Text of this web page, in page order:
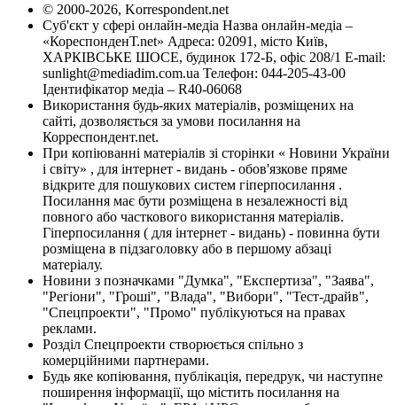
© 2000-2026, Korrespondent.net
Суб'єкт у сфері онлайн-медіа Назва онлайн-медіа –
«КореспонденТ.net» Адреса: 02091, місто Київ,
ХАРКІВСЬКЕ ШОСЕ, будинок 172-Б, офіс 208/1 E-mail:
sunlight@mediadim.com.ua Телефон: 044-205-43-00
Ідентифікатор медіа – R40-06068
Використання будь-яких матеріалів, розміщених на
сайті, дозволяється за умови посилання на
Корреспондент.net.
При копіюванні матеріалів зі сторінки « Новини України
і світу» , для інтернет - видань - обов'язкове пряме
відкрите для пошукових систем гіперпосилання .
Посилання має бути розміщена в незалежності від
повного або часткового використання матеріалів.
Гіперпосилання ( для інтернет - видань) - повинна бути
розміщена в підзаголовку або в першому абзаці
матеріалу.
Новини з позначками "Думка", "Експертиза", "Заява",
"Регіони", "Гроші", "Влада", "Вибори", "Тест-драйв",
"Спецпроекти", "Промо" публікуються на правах
реклами.
Розділ Спецпроекти створюється спільно з
комерційними партнерами.
Будь яке копіювання, публікація, передрук, чи наступне
поширення інформації, що містить посилання на